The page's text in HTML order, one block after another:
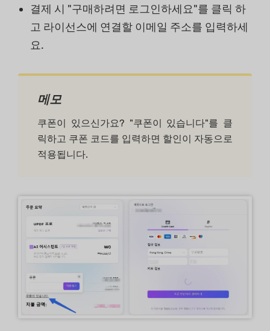
결제 시 "구매하려면 로그인하세요"를 클릭 하
고 라이선스에 연결할 이메일 주소를 입력하세
요.
메모
쿠폰이 있으신가요? "쿠폰이 있습니다"를 클
릭하고 쿠폰 코드를 입력하면 할인이 자동으로
적용됩니다.